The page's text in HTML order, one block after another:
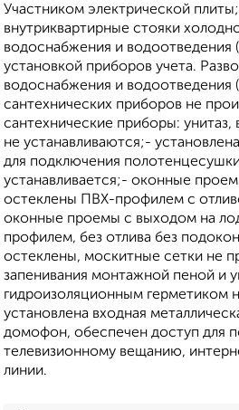
Участником электрической
внутриквартирные стояки
водоснабжения и водоотведения
установкой приборов учета.
водоснабжения и водоотведения
сантехнических приборов не
сантехнические приборы: унитаз,
не устанавливаются;-
для подключения
устанавливается;- оконные
остеклены ПВХ-профилем с
оконные проемы с выходом на
профилем, без отлива без
остеклены, москитные сетки не
запенивания монтажной пеной и
гидроизоляционным герметиком
установлена входная
домофон, обеспечен доступ для
телевизионному вещанию,
линии.